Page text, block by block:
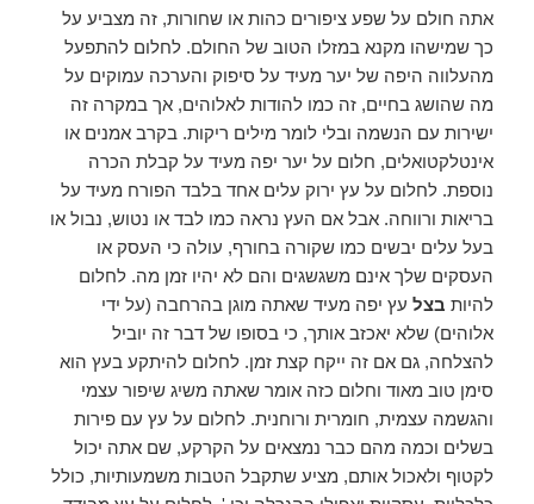
אתה חולם על שפע ציפורים כהות או שחורות, זה מצביע על
כך שמישהו מקנא במזלו הטוב של החולם. לחלום להתפעל
מהעלווה היפה של יער מעיד על סיפוק והערכה עמוקים על
מה שהושג בחיים, זה כמו להודות לאלוהים, אך במקרה זה
ישירות עם הנשמה ובלי לומר מילים ריקות. בקרב אמנים או
אינטלקטואלים, חלום על יער יפה מעיד על קבלת הכרה
נוספת. לחלום על עץ ירוק עלים אחד בלבד הפורח מעיד על
בריאות ורווחה. אבל אם העץ נראה כמו לבד או נטוש, נבול או
בעל עלים יבשים כמו שקורה בחורף, עולה כי העסק או
העסקים שלך אינם משגשגים והם לא יהיו זמן מה. לחלום
להיות בצל עץ יפה מעיד שאתה מוגן בהרחבה (על ידי
אלוהים) שלא יאכזב אותך, כי בסופו של דבר זה יוביל
להצלחה, גם אם זה ייקח קצת זמן. לחלום להיתקע בעץ הוא
סימן טוב מאוד וחלום כזה אומר שאתה משיג שיפור עצמי
והגשמה עצמית, חומרית ורוחנית. לחלום על עץ עם פירות
בשלים וכמה מהם כבר נמצאים על הקרקע, שם אתה יכול
לקטוף ולאכול אותם, מציע שתקבל הטבות משמעותיות, כולל